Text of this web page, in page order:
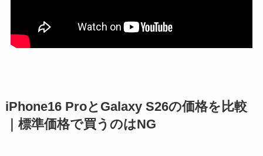
iPhone16 ProとGalaxy S26の価格を比較
｜標準価格で買うのはNG